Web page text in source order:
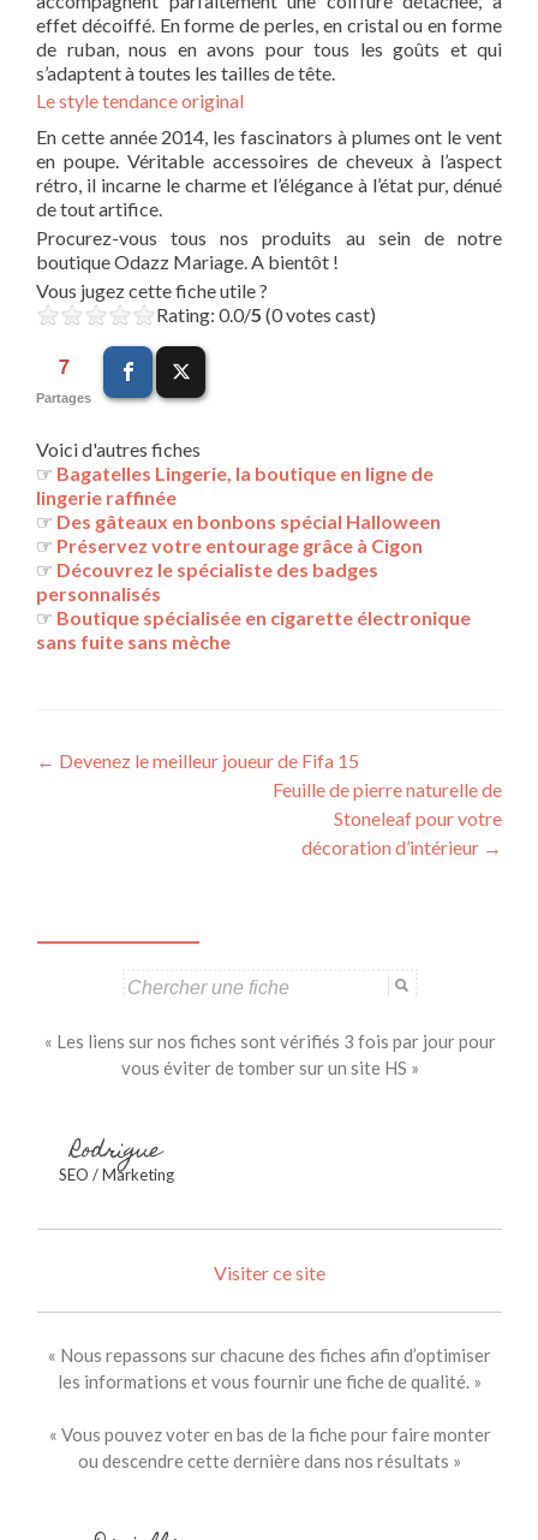
effet décoiffé. En forme de perles, en cristal ou en forme
de ruban, nous en avons pour tous les goûts et qui
s’adaptent à toutes les tailles de tête.
Le style tendance original
En cette année 2014, les fascinators à plumes ont le vent
en poupe. Véritable accessoires de cheveux à l’aspect
rétro, il incarne le charme et l’élégance à l’état pur, dénué
de tout artifice.
Procurez-vous tous nos produits au sein de notre
boutique Odazz Mariage. A bientôt !
Vous jugez cette fiche utile ?
Rating: 0.0/5 (0 votes cast)
7
Partages
Voici d'autres fiches
☞ Bagatelles Lingerie, la boutique en ligne de
lingerie raffinée
☞ Des gâteaux en bonbons spécial Halloween
☞ Préservez votre entourage grâce à Cigon
☞ Découvrez le spécialiste des badges
personnalisés
☞ Boutique spécialisée en cigarette électronique
sans fuite sans mèche
Navigation
← Devenez le meilleur joueur de Fifa 15
Feuille de pierre naturelle de
Stoneleaf pour votre
décoration d’intérieur →
« Les liens sur nos fiches sont vérifiés 3 fois par jour pour
vous éviter de tomber sur un site HS »
Rodrigue
SEO / Marketing
Visiter ce site
« Nous repassons sur chacune des fiches afin d’optimiser
les informations et vous fournir une fiche de qualité. »
« Vous pouvez voter en bas de la fiche pour faire monter
ou descendre cette dernière dans nos résultats »